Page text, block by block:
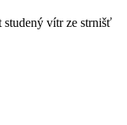
studený vítr ze strnišť